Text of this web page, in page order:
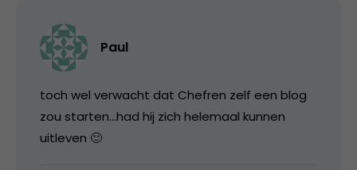
Paul
toch wel verwacht dat Chefren zelf een blog
zou starten…had hij zich helemaal kunnen
uitleven 🙂